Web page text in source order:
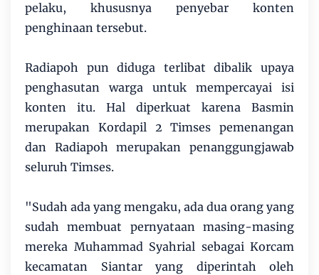
pelaku, khususnya penyebar konten
penghinaan tersebut.
Radiapoh pun diduga terlibat dibalik upaya
penghasutan warga untuk mempercayai isi
konten itu. Hal diperkuat karena Basmin
merupakan Kordapil 2 Timses pemenangan
dan Radiapoh merupakan penanggungjawab
seluruh Timses.
"Sudah ada yang mengaku, ada dua orang yang
sudah membuat pernyataan masing-masing
mereka Muhammad Syahrial sebagai Korcam
kecamatan Siantar yang diperintah oleh